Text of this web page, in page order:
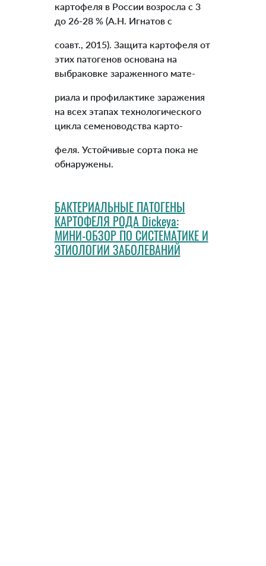
картофеля в России возросла с 3
до 26-28 % (А.Н. Игнатов с
соавт., 2015). Защита картофеля от
этих патогенов основана на
выбраковке зараженного мате-
риала и профилактике заражения
на всех этапах технологического
цикла семеноводства карто-
феля. Устойчивые сорта пока не
обнаружены.
БАКТЕРИАЛЬНЫЕ ПАТОГЕНЫ
КАРТОФЕЛЯ РОДА Dickeya:
МИНИ-ОБЗОР ПО СИСТЕМАТИКЕ И
ЭТИОЛОГИИ ЗАБОЛЕВАНИЙ